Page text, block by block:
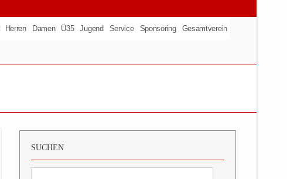
Herren Damen Ü35 Jugend Service Sponsoring Gesamtverein
SUCHEN